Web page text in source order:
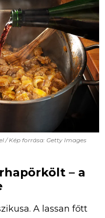
/ Kép forrása: Getty Images
– a
A lassan főtt